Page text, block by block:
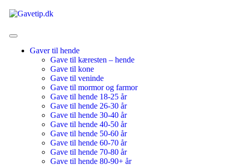
Gaver til hende
Gave til kæresten – hende
Gave til kone
Gave til veninde
Gave til mormor og farmor
Gave til hende 18-25 år
Gave til hende 26-30 år
Gave til hende 30-40 år
Gave til hende 40-50 år
Gave til hende 50-60 år
Gave til hende 60-70 år
Gave til hende 70-80 år
Gave til hende 80-90+ år